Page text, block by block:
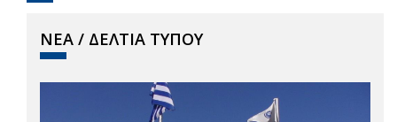
ΝΕΑ / ΔΕΛΤΙΑ ΤΥΠΟΥ